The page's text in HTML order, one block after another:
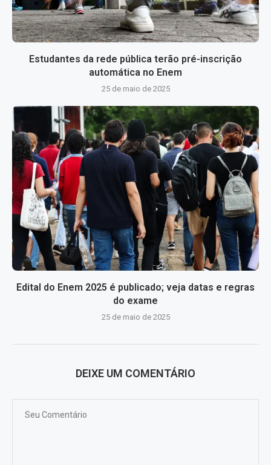
Estudantes da rede pública terão pré-inscrição
automática no Enem
25 de maio de 2025
Edital do Enem 2025 é publicado; veja datas e regras
do exame
25 de maio de 2025
DEIXE UM COMENTÁRIO